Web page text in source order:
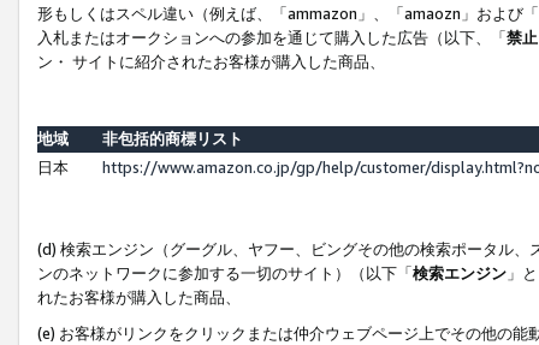
形もしくはスペル違い（例えば、「ammazon」、「amaozn」および
入札またはオークションへの参加を通じて購入した広告（以下、「禁
ン・ サイトに紹介されたお客様が購入した商品、
地域
非包括的商標リスト
日本
https://www.amazon.co.jp/gp/help/customer/
(d) 検索エンジン（グーグル、ヤフー、ビングその他の検索ポータル
ンのネットワークに参加する一切のサイト）（以下「検索エンジン 」
れたお客様が購入した商品、
(e) お客様がリンクをクリックまたは仲介ウェブページ上でその他の